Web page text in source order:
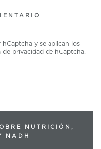
y se aplican los
de privacidad de hCaptcha.
NUTRICIÓN,
NADH